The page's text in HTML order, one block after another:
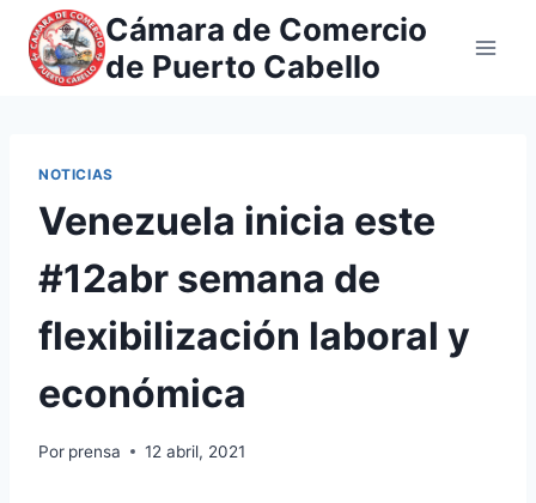
Saltar
contenido
Cámara de Comercio
de Puerto Cabello
NOTICIAS
Venezuela inicia este
#12abr semana de
flexibilización laboral y
económica
Por prensa 12 abril, 2021